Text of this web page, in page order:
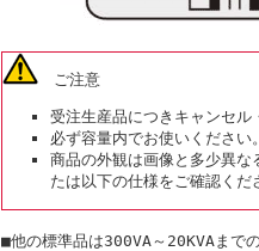
ご注意
受注生産品につきキャンセル
必ず容量内でお使いください
商品の外観は画像と多少異な
たは以下の仕様をご確認くだ
■他の標準品は300VA～20KVAまで